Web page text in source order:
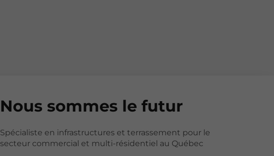
Nous sommes le futur
Spécialiste en infrastructures et terrassement pour le
secteur commercial et multi-résidentiel au Québec